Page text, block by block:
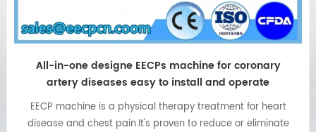
Máquina de ECP para insuficiencia
ECP es el nombre corto de "contrapulsación
tratamiento ECP es un tratamiento no invasivo